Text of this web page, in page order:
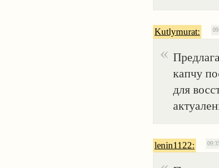
Kutlymurat:
капчу
для
lenin1122: